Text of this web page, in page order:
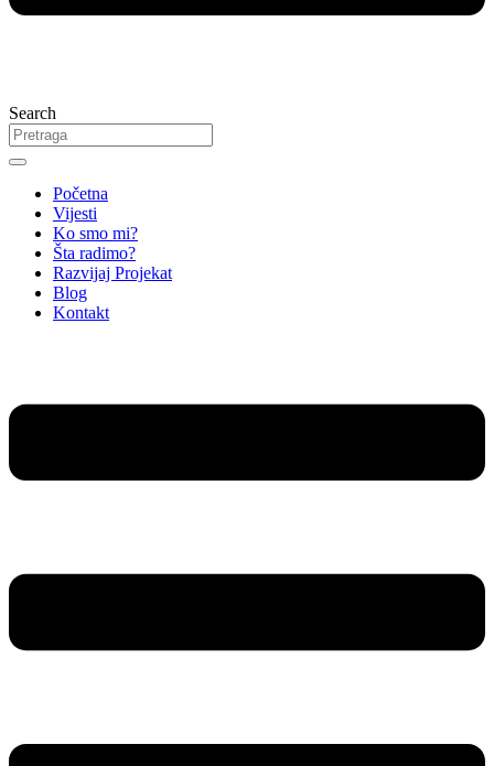
Search
Početna
Vijesti
Ko smo mi?
Šta radimo?
Razvijaj Projekat
Blog
Kontakt